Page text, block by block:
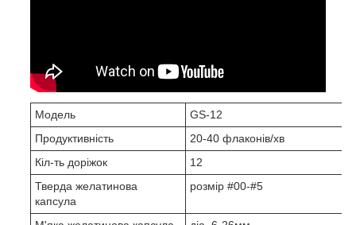
Модель
GS-12
Продуктивність
20-40 флаконів/хв
Кіл-ть доріжок
12
Тверда желатинова
капсула
розмір #00-#5